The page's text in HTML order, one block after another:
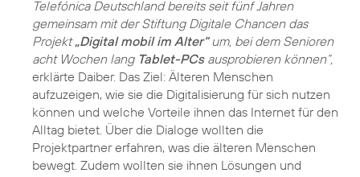
Telefónica Deutschland bereits seit fünf Jahren
gemeinsam mit der Stiftung Digitale Chancen das
Projekt„Digital mobil im Alter“um, bei dem Senioren
acht Wochen lang Tablet-PCsausprobieren können“,
erklärte Daiber. Das Ziel: Älteren Menschen
aufzuzeigen, wie sie die Digitalisierung für sich nutzen
können und welche Vorteile ihnen das Internet für den
Alltag bietet. Über die Dialoge wollten die
Projektpartner erfahren, was die älteren Menschen
bewegt. Zudem wollten sie ihnen Lösungen und